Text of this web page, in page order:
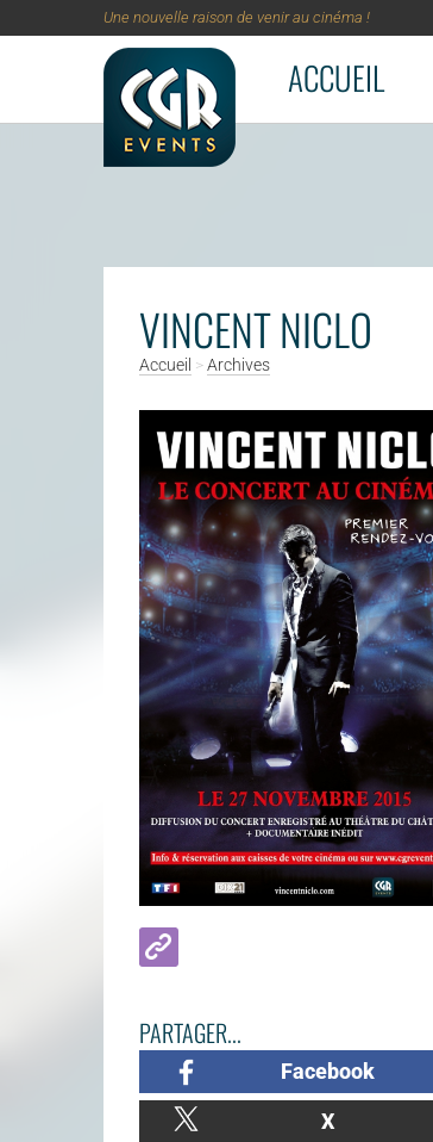
Aller au contenu principal
Une nouvelle raison de venir au cinéma !
ACCUEIL
VINCENT NICLO
Accueil >Archives
PARTAGER...
Facebook
X